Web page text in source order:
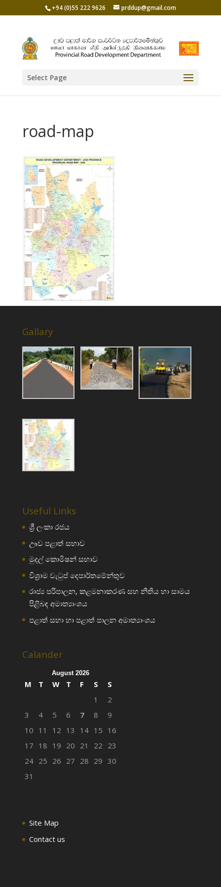
+94 (0)55 222 9626 prddup@gmail.com
Select Page
road-map
Gallary
Useful Links
ශ්‍රී ලංකා රජය
ඌව පළාත් සභාව
මුදල් කොමිෂන් සභාව
විශ්‍රාම වැටුප් දෙපාර්තමේන්තුව
රාජ්‍ය පරිපාලන, කළමනාකරණ සහ නීතිය හා සාමය
පිළිබඳ අමාත්‍යාංශය
පළාත් සභා හා පළාත් පාලන අමාත්‍යාංශය
Calander
August 2026
M T W T F S
S
1
2
3
4 5 6 7 8
9
10 11 12 13 14 15 16
17 18 19 20 21 22 23
24 25 26 27 28 29 30
31
Site Map
Contact us